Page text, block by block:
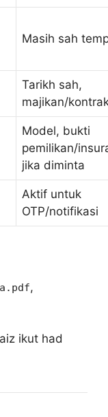
Masih sah
Tarikh sah,
majikan/
Model, bukti
pemilikan/
jika diminta
Aktif untuk
OTP/notifikasi
,
ikut had